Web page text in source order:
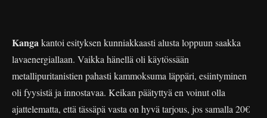
Kangakantoi esityksen kunniakkaasti alusta loppuun saakka
lavaenergiallaan. Vaikka hänellä oli käytössään
metallipuritanistien pahasti kammoksuma läppäri, esiintyminen
oli fyysistä ja innostavaa. Keikan päätyttyä en voinut olla
ajattelematta, että tässäpä vasta on hyvä tarjous, jos samalla 20€